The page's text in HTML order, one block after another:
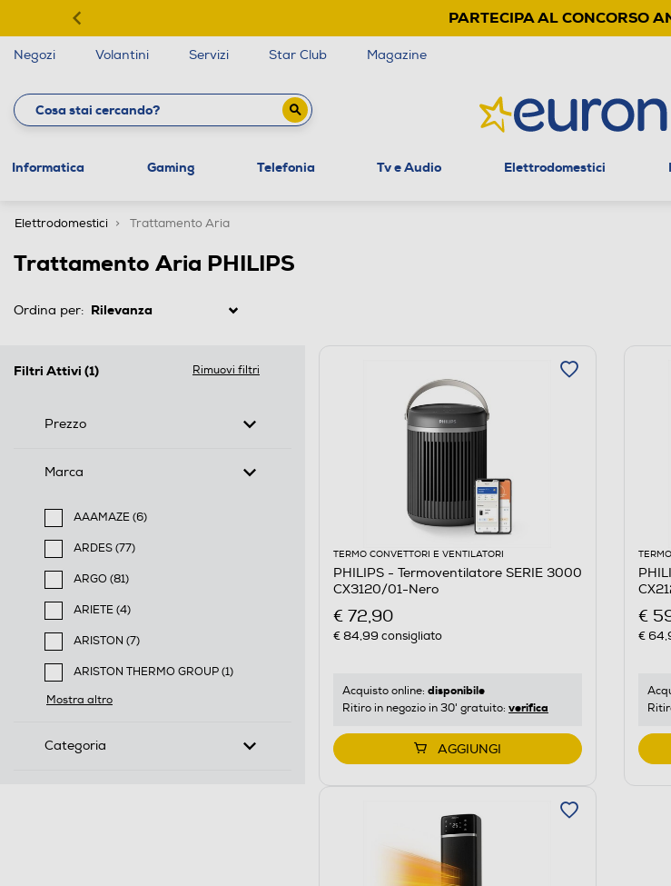
PARTECIPA AL CONCORSO
Negozi Volantini Servizi Star Club Magazine
Informatica Gaming Telefonia Tv e Audio Elettrodomestici
Elettrodomestici Trattamento Aria
Trattamento Aria PHILIPS
Ordina per:
Filtri Attivi (1) Rimuovi filtri
Prezzo
Marca
AAAMAZE (6)
Filtra per Marca: AAAMAZE
ARDES (77)
Filtra per Marca: ARDES
ARGO (81)
Filtra per Marca: ARGO
ARIETE (4)
Filtra per Marca: ARIETE
ARISTON (7)
Filtra per Marca: ARISTON
ARISTON THERMO GROUP (1)
Filtra per Marca: ARISTON THERMO GROUP
Mostra altro
Categoria
TERMO CONVETTORI E VENTILATORI
PHILIPS - Termoventilatore SERIE 3000
CX3120/01-Nero
€ 72,90
€ 84,99 consigliato
Acquisto online: disponibile
Ritiro in negozio in 30' gratuito: verifica
AGGIUNGI
€
€